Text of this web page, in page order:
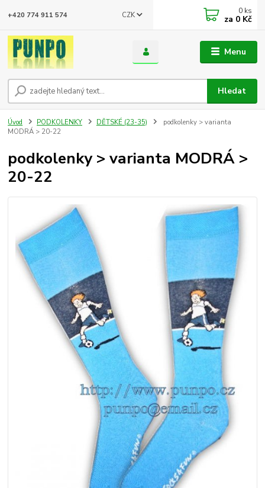
Menu
CZK
Hledat
+420 774 911 574 0 ks
za 0 Kč
Úvod PODKOLENKY DĚTSKÉ (23-35)
podkolenky > varianta
MODRÁ > 20-22
podkolenky > varianta MODRÁ >
20-22